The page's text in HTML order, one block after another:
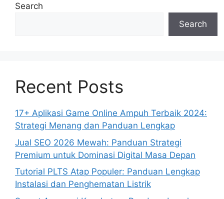
Search
Search
Recent Posts
17+ Aplikasi Game Online Ampuh Terbaik 2024:
Strategi Menang dan Panduan Lengkap
Jual SEO 2026 Mewah: Panduan Strategi
Premium untuk Dominasi Digital Masa Depan
Tutorial PLTS Atap Populer: Panduan Lengkap
Instalasi dan Penghematan Listrik